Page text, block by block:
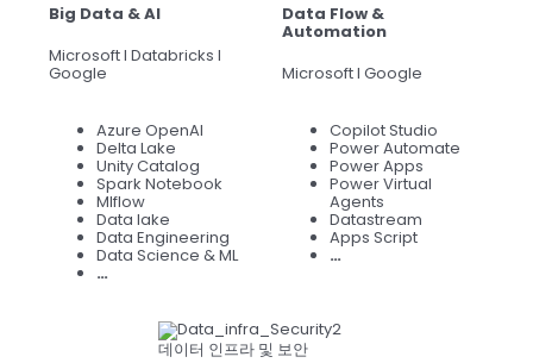
Big Data & AI
Microsoft l Databricks l
Google
Azure OpenAI
Delta Lake
Unity Catalog
Spark Notebook
Mlflow
Data lake
Data Engineering
Data Science & ML
…
Data Flow &
Automation
Microsoft l Google
Copilot Studio
Power Automate
Power Apps
Power Virtual
Agents
Datastream
Apps Script
…
데이터 인프라 및 보안